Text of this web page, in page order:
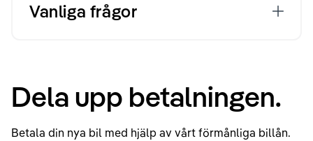
Vanliga frågor
Dela upp betalningen.
Betala din nya bil med hjälp av vårt förmånliga billån.